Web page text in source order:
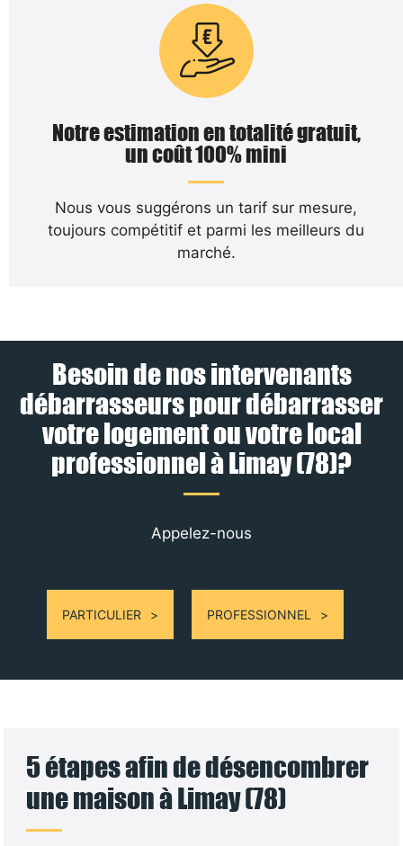
Notre estimation en totalité gratuit,
un coût 100% mini
Nous vous suggérons un tarif sur mesure,
toujours compétitif et parmi les meilleurs du
marché.
Besoin de nos intervenants
débarrasseurs pour débarrasser
votre logement ou votre local
professionnel à Limay (78)?
Appelez-nous
PARTICULIER PROFESSIONNEL
5 étapes afin de désencombrer
une maison à Limay (78)